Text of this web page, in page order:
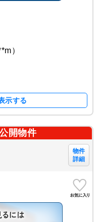
）
示する
開物件
物件
詳細